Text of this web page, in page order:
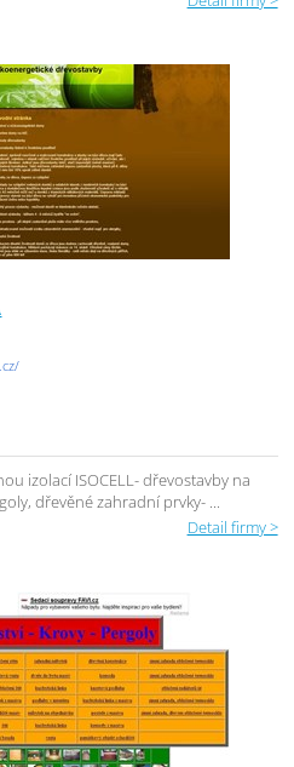
izolací ISOCELL- dřevostavby na
dřevěné zahradní prvky- ...
Detail firmy >